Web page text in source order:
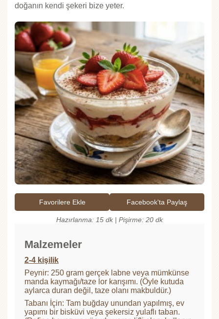
doğanın kendi şekeri bize yeter.
Favorilere Ekle Facebook'ta Paylaş
Hazırlanma: 15 dk | Pişirme: 20 dk
Malzemeler
2-4 kişilik
Peynir: 250 gram gerçek labne veya mümkünse
manda kaymağı/taze lor karışımı. (Öyle kutuda
aylarca duran değil, taze olanı makbuldür.)
Tabanı İçin: Tam buğday unundan yapılmış, ev
yapımı bir bisküvi veya şekersiz yulaflı taban.